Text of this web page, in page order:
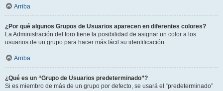
Arriba
¿Por qué algunos Grupos de Usuarios aparecen en diferentes colores?
La Administración del foro tiene la posibilidad de asignar un color a los
usuarios de un grupo para hacer más fácil su identificación.
Arriba
¿Qué es un “Grupo de Usuarios predeterminado”?
Si es miembro de más de un grupo por defecto, se usará el “predeterminado”